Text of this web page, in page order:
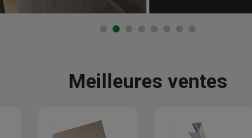
Meilleures ventes